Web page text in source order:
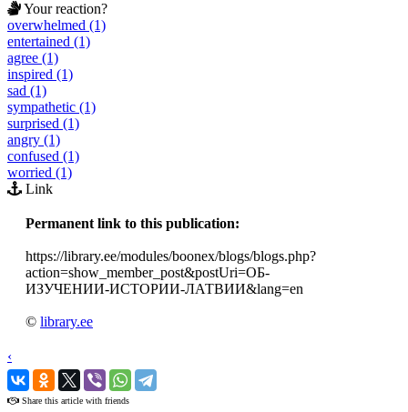
Your reaction?
overwhelmed (1)
entertained (1)
agree (1)
inspired (1)
sad (1)
sympathetic (1)
surprised (1)
angry (1)
confused (1)
worried (1)
Link
Permanent link to this publication:
https://library.ee/modules/boonex/blogs/blogs.php?
action=show_member_post&postUri=ОБ-
ИЗУЧЕНИИ-ИСТОРИИ-ЛАТВИИ&lang=en
© library.ee
‹
›
Share this article with friends